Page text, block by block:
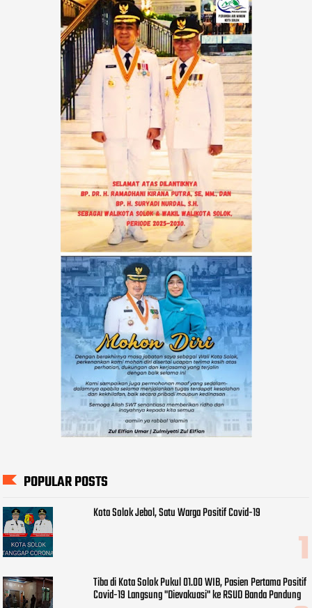
POPULAR POSTS
Kota Solok Jebol, Satu Warga Positif Covid-19
Tiba di Kota Solok Pukul 01.00 WIB, Pasien Pertama Positif
Covid-19 Langsung "Dievakuasi" ke RSUD Banda Pandung